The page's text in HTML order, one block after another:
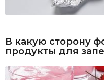
В какую сторону
продукты для